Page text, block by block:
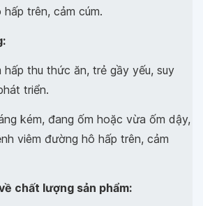
trên, cảm cúm.
hấp thu thức ăn, trẻ gầy yếu, suy
triển.
kém, đang ốm hoặc vừa ốm dậy,
viêm đường hô hấp trên, cảm
chất lượng sản phẩm: